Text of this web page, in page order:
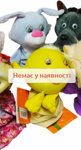
Немає у наявності